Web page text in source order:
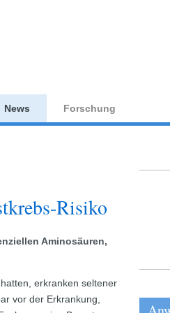
News Forschung
Risiko
Aminosäuren,
erkranken seltener
vor der Erkrankung,